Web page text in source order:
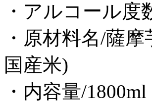
・アルコール度
・原材料名/薩
国産米)
・内容量/